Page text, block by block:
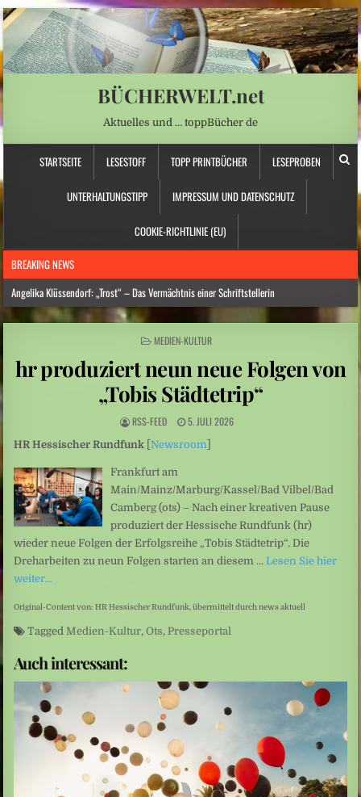
BÜCHERWELT.net
Aktuelles und … toppBücher de
STARTSEITE LESESTOFF TOPP PRINTBÜCHER LESEPROBEN
UNTERHALTUNGSTIPP IMPRESSUM UND DATENSCHUTZ
COOKIE-RICHTLINIE (EU)
BREAKING NEWS
Angelika Klüssendorf: „Trost“ – Das Vermächtnis einer Schriftstellerin
Hitzewelle: Städte- und Gemeindebund fordert „nationalen Kraftakt für
Niedrige Wasserstände: Auf Rekordtief
Umweltkatastrophe: Drohende Ölkatastrophe vor der Küste des Oman
Sexualisierte Gewalt: Starr vor Angst
POSTED
MEDIEN-KULTUR
hr produziert neun neue Folgen von
„Tobis Städtetrip“
RSS-FEED 5. JULI 2026
HR Hessischer Rundfunk [Newsroom]
Frankfurt am
Main/Mainz/Marburg/Kassel/Bad Vilbel/Bad
Camberg (ots) – Nach einer kreativen Pause
produziert der Hessische Rundfunk (hr)
wieder neue Folgen der Erfolgsreihe „Tobis Städtetrip“. Die
Dreharbeiten zu neun Folgen starten an diesem … Lesen Sie hier
weiter…
Original-Content von: HR Hessischer Rundfunk, übermittelt durch news aktuell
Tagged Medien-Kultur,Ots, Presseportal
Auch interessant: